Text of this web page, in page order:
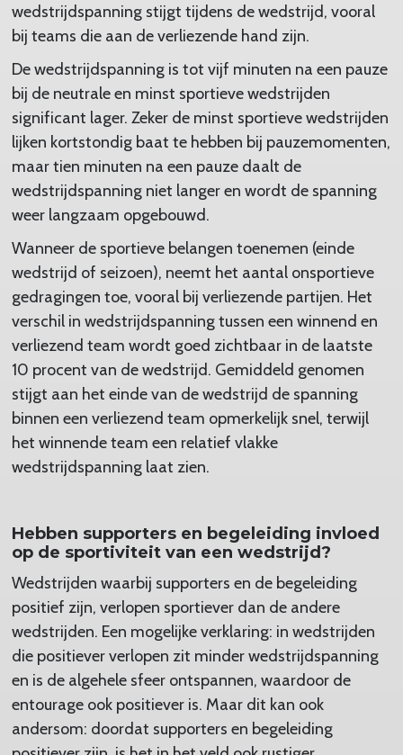
wedstrijdspanning stijgt tijdens de wedstrijd, vooral
bij teams die aan de verliezende hand zijn.
De wedstrijdspanning is tot vijf minuten na een pauze
bij de neutrale en minst sportieve wedstrijden
significant lager. Zeker de minst sportieve wedstrijden
lijken kortstondig baat te hebben bij pauzemomenten,
maar tien minuten na een pauze daalt de
wedstrijdspanning niet langer en wordt de spanning
weer langzaam opgebouwd.
Wanneer de sportieve belangen toenemen (einde
wedstrijd of seizoen), neemt het aantal onsportieve
gedragingen toe, vooral bij verliezende partijen. Het
verschil in wedstrijdspanning tussen een winnend en
verliezend team wordt goed zichtbaar in de laatste
10 procent van de wedstrijd. Gemiddeld genomen
stijgt aan het einde van de wedstrijd de spanning
binnen een verliezend team opmerkelijk snel, terwijl
het winnende team een relatief vlakke
wedstrijdspanning laat zien.
Hebben supporters en begeleiding invloed
op de sportiviteit van een wedstrijd?
Wedstrijden waarbij supporters en de begeleiding
positief zijn, verlopen sportiever dan de andere
wedstrijden. Een mogelijke verklaring: in wedstrijden
die positiever verlopen zit minder wedstrijdspanning
en is de algehele sfeer ontspannen, waardoor de
entourage ook positiever is. Maar dit kan ook
andersom: doordat supporters en begeleiding